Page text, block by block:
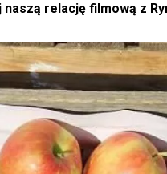
relację filmową z